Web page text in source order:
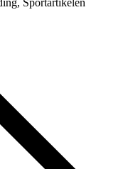
Sportartikelen